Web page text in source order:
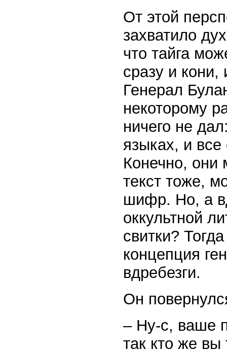
От этой
захватило
что тайга
сразу и
Генерал
некоторому
ничего не
языках, и
Конечно, они
текст тоже,
шифр. Но, а
оккультной
свитки?
концепция
вдребезги.
Он
– Ну-с, ваше
так кто же вы